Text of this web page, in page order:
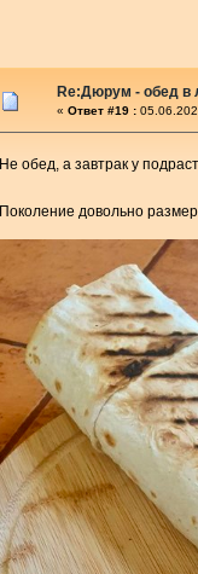
Re:Дюрум - обед в
« Ответ #19 :
Не обед, а завтрак у
Поколение довольно